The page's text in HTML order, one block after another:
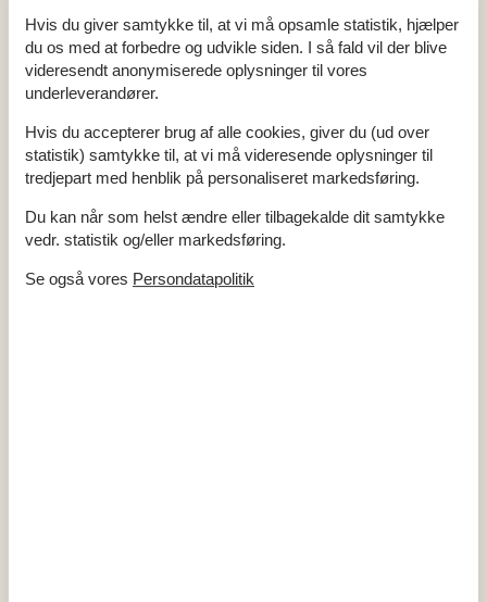
Alle faciliteter
Opholdsrum
Gulv: Trælaminat
Brændeovn
Fladskærms-TV 1
Soverum
Gulv: Trælaminat
Dobbeltsenge 3
Sovepladser 6
Hvis du giver samtykke til, at vi må opsamle statistik, hjælper
du os med at forbedre og udvikle siden. I så fald vil der blive
videresendt anonymiserede oplysninger til vores
underleverandører.
Hvis du accepterer brug af alle cookies, giver du (ud over
statistik) samtykke til, at vi må videresende oplysninger til
tredjepart med henblik på personaliseret markedsføring.
Du kan når som helst ændre eller tilbagekalde dit samtykke
vedr. statistik og/eller markedsføring.
Se også vores Persondatapolitik